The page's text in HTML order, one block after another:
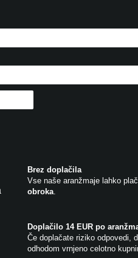
Brez doplačila
Vse naše aranžmaje lahko
obroka.
Doplačilo 14 EUR po
Če doplačate riziko odpovedi,
odhodom vrnjeno celotno